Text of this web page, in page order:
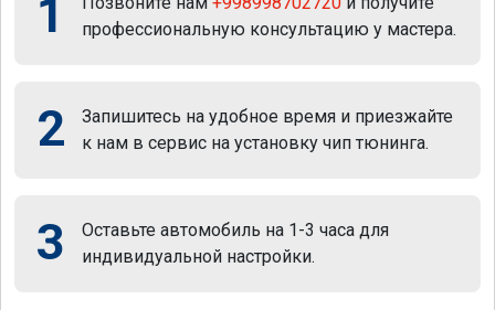
1
профессиональную консультацию у мастера.
2
Запишитесь на удобное время и приезжайте
к нам в сервис на установку чип тюнинга.
3
Оставьте автомобиль на 1-3 часа для
индивидуальной настройки.